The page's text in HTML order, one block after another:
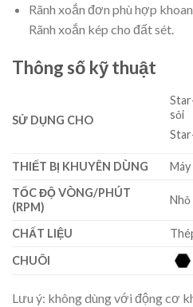
Rãnh xoắn đơn phù hợp
Rãnh xoắn kép cho đất sét.
Thông số kỹ thuật
SỬ DỤNG CHO
sỏi
THIẾT BỊ KHUYÊN DÙNG
TỐC ĐỘ VÒNG/PHÚT
(RPM)
Nhỏ
CHẤT LIỆU
CHUÔI
Lưu ý: không dùng với động cơ